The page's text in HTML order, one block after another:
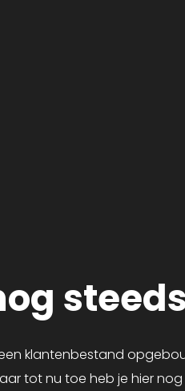
klantenbestand
tot nu toe heb je hier nog